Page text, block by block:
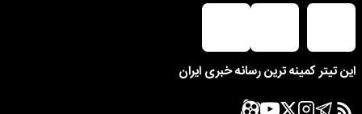
این تیتر کمینه ترین رسانه خبری ایران